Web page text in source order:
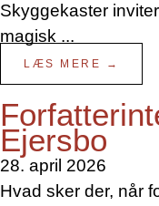
Skyggekaster
magisk ...
LÆS MERE →
Ejersbo
28. april 2026
Hvad sker der, når